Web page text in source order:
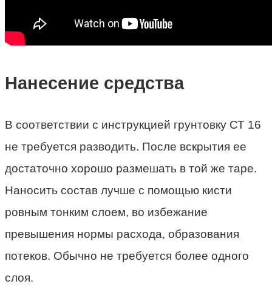
Нанесение средства
В соответствии с инструкцией грунтовку СТ 16
не требуется разводить. После вскрытия ее
достаточно хорошо размешать в той же таре.
Наносить состав лучше с помощью кисти
ровным тонким слоем, во избежание
превышения нормы расхода, образования
потеков. Обычно не требуется более одного
слоя.